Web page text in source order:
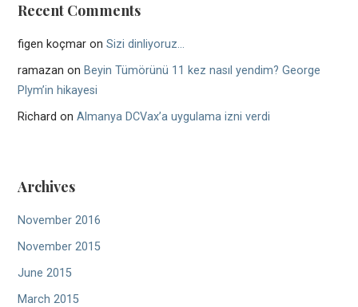
Recent Comments
figen koçmar onSizi dinliyoruz…
ramazan on Beyin Tümörünü 11 kez nasıl yendim? George
Plym’in hikayesi
Richard onAlmanya DCVax’a uygulama izni verdi
Archives
November 2016
November 2015
June 2015
March 2015